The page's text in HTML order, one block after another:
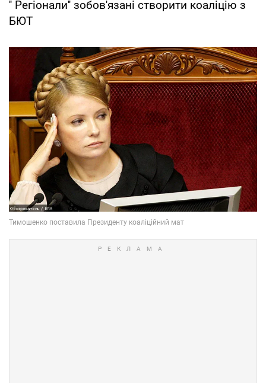
'' Регіонали'' зобов'язані створити коаліцію з
БЮТ